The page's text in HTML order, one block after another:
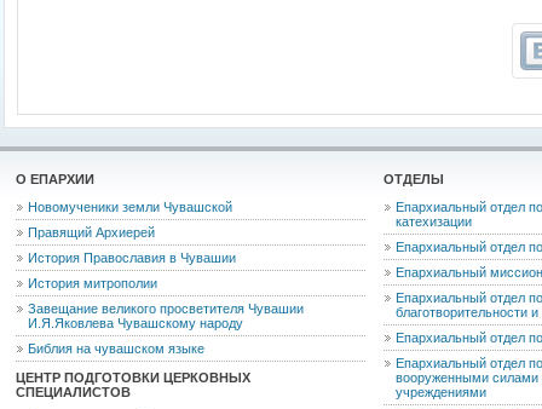
О ЕПАРХИИ
Новомученики земли Чувашской
Правящий Архиерей
История Православия в Чувашии
История митрополии
Завещание великого просветителя Чувашии
И.Я.Яковлева Чувашскому народу
Библия на чувашском языке
ЦЕНТР ПОДГОТОВКИ ЦЕРКОВНЫХ
СПЕЦИАЛИСТОВ
ОТДЕЛЫ
Епархиальный отдел
катехизации
Епархиальный отдел
Епархиальный
Епархиальный отдел
благотворительности
Епархиальный отдел
Епархиальный отдел
вооруженными силами
учреждениями